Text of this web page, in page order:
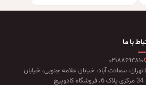
با ما
۰۲۱۸۸۶۹۴۸۱۰
تهران، سعادت آباد، خیابان علامه جنوبی، خیابان
34 مرکزی پلاک 6، فروشگاه کادوپیچ